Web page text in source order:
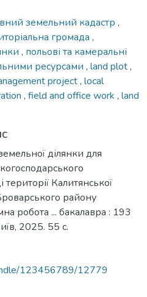
земельний кадастр ,
громада ,
, польові та камеральні
ресурсами , land plot,
project, local
, field and office work , land
ділянки для
Калитянської
району
робота ... бакалавра : 193
2025. 55 с.
123456789/12779